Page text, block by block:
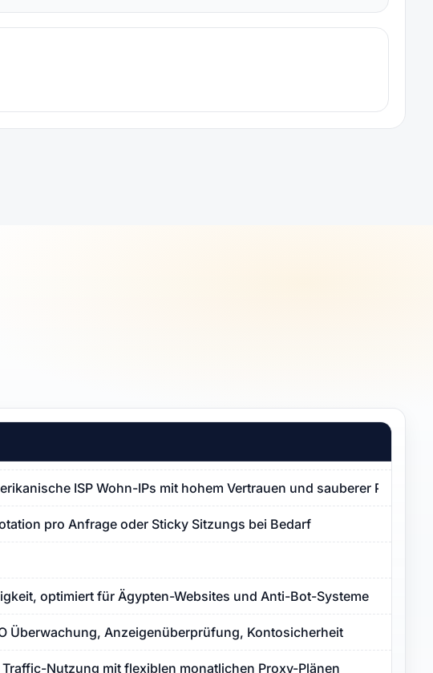
ISP Wohn-IPs mit hohem Vertrauen und sauberer Proxy-
pro Anfrage oder Sticky Sitzungs bei Bedarf
optimiert für Ägypten-Websites und Anti-Bot-Systeme
Überwachung, Anzeigenüberprüfung, Kontosicherheit
Traffic-Nutzung mit flexiblen monatlichen Proxy-Plänen